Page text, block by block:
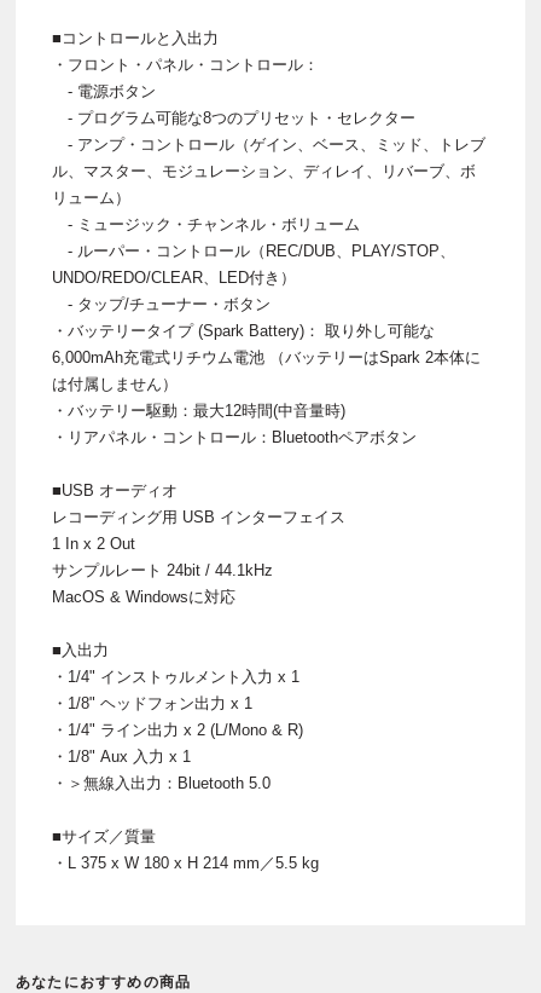
■コントロールと入出力
・フロント・パネル・コントロール：
- 電源ボタン
- プログラム可能な8つのプリセット・セレクター
- アンプ・コントロール（ゲイン、ベース、ミッド、トレブ
ル、マスター、モジュレーション、ディレイ、リバーブ、ボ
リューム）
- ミュージック・チャンネル・ボリューム
- ルーパー・コントロール（REC/DUB、PLAY/STOP、
UNDO/REDO/CLEAR、LED付き）
- タップ/チューナー・ボタン
・バッテリータイプ (Spark Battery)： 取り外し可能な
6,000mAh充電式リチウム電池 （バッテリーはSpark 2本体に
は付属しません）
・バッテリー駆動：最大12時間(中音量時)
・リアパネル・コントロール：Bluetoothペアボタン
■USB オーディオ
レコーディング用 USB インターフェイス
1 In x 2 Out
サンプルレート 24bit / 44.1kHz
MacOS & Windowsに対応
■入出力
・1/4" インストゥルメント入力 x 1
・1/8" ヘッドフォン出力 x 1
・1/4" ライン出力 x 2 (L/Mono & R)
・1/8" Aux 入力 x 1
・＞無線入出力：Bluetooth 5.0
■サイズ／質量
・L 375 x W 180 x H 214 mm／5.5 kg
あなたにおすすめの商品